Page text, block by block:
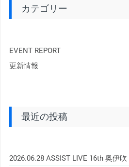
カテゴリー
EVENT REPORT
更新情報
最近の投稿
2026.06.28 ASSIST LIVE 16th 奥伊吹